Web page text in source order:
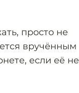
просто не
вручённым
если её не